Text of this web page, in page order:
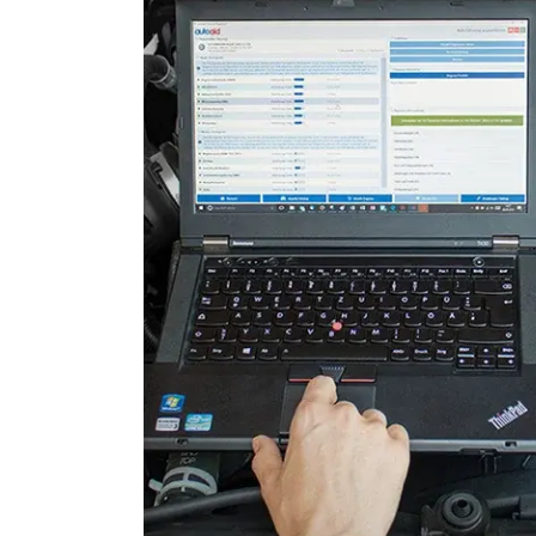
Fahrdynamik-Sitz vorne
Feststellbremse (EPB / SBC)
Gateway
Getriebesteuerung
Heckklappe
Hintere Bedieneinheit
Informationsanzeige
Klimaanlage
Kombiinstrument
Kraftstoffpumpe
Lenksäuleneinheit
Lichtsteuerung
Lichtsteuerung links
Lichtsteuerung rechts
Motorsteuerung (EMS)
Navigationssystem